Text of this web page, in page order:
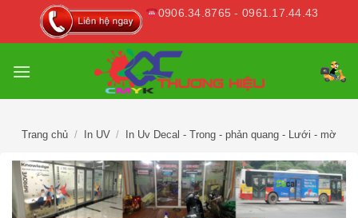
0906.34.8765 - 0961.17.44.43
Trang chủ / In UV / In Uv Decal - Trong - phản quang - Lưới - mờ